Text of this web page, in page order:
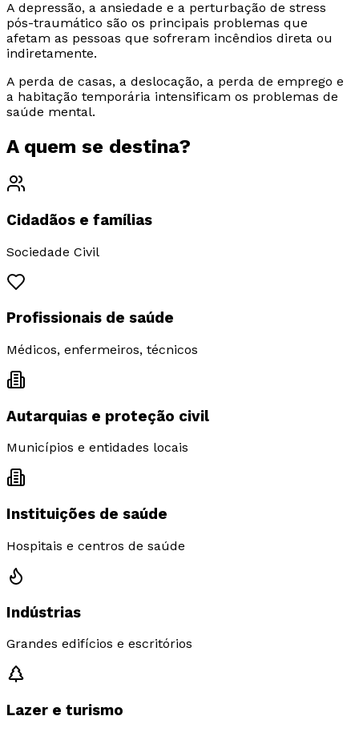
A depressão, a ansiedade e a perturbação de stress
pós-traumático são os principais problemas que
afetam as pessoas que sofreram incêndios direta ou
indiretamente.
A perda de casas, a deslocação, a perda de emprego e
a habitação temporária intensificam os problemas de
saúde mental.
A quem se destina?
Cidadãos e famílias
Sociedade Civil
Profissionais de saúde
Médicos, enfermeiros, técnicos
Autarquias e proteção civil
Municípios e entidades locais
Instituições de saúde
Hospitais e centros de saúde
Indústrias
Grandes edifícios e escritórios
Lazer e turismo